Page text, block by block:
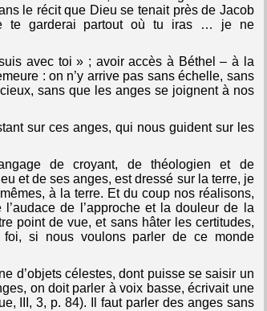
le récit que Dieu se tenait près de Jacob
garderai partout où tu iras … je ne
avec toi » ; avoir accès à Béthel – à la
: on n’y arrive pas sans échelle, sans
sans que les anges se joignent à nos
sur ces anges, qui nous guident sur les
de croyant, de théologien et de
et de ses anges, est dressé sur la terre, je
à la terre. Et du coup nos réalisons,
de l’approche et la douleur de la
point de vue, et sans hâter les certitudes,
si nous voulons parler de ce monde
d’objets célestes, dont puisse se saisir un
on doit parler à voix basse, écrivait une
III, 3, p. 84). Il faut parler des anges sans